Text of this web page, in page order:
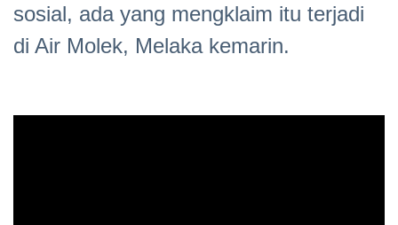
sosial, ada yang mengklaim itu terjadi
di Air Molek, Melaka kemarin.